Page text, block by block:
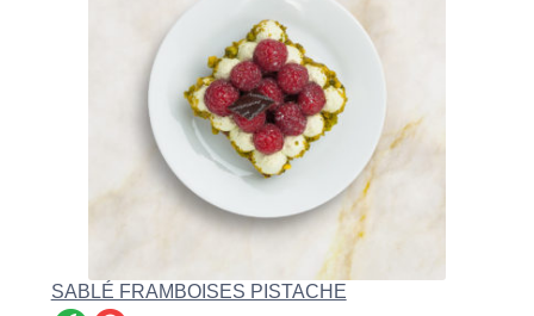
SABLÉ FRAMBOISES PISTACHE